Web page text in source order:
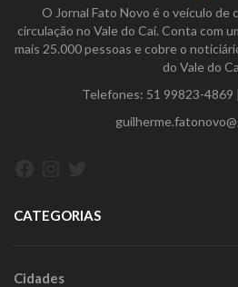
O Jornal Fato Novo é o veículo de
circulação no Vale do Caí. Conta com
mais 25.000 pessoas e cobre o
do Vale do
Telefones: 51 99823-4869 |
CATEGORIAS
Cidades